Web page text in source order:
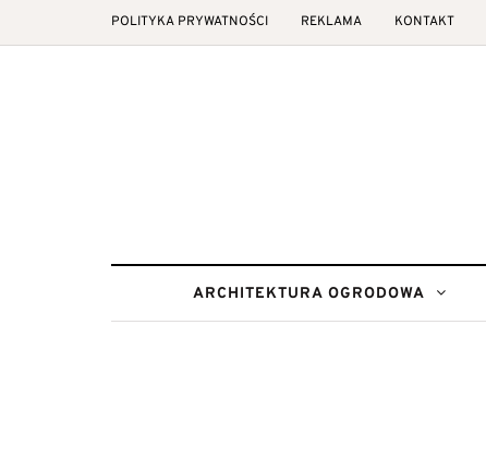
POLITYKA PRYWATNOŚCI REKLAMA KONTAKT
ARCHITEKTURA OGRODOWA